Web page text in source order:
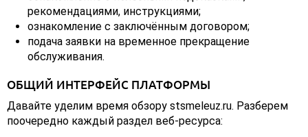
рекомендациями, инструкциями;
ознакомление с заключённым договором;
подача заявки на временное прекращение
обслуживания.
ОБЩИЙ ИНТЕРФЕЙС ПЛАТФОРМЫ
Давайте уделим время обзору stsmeleuz.ru. Разберем
поочередно каждый раздел веб-ресурса: